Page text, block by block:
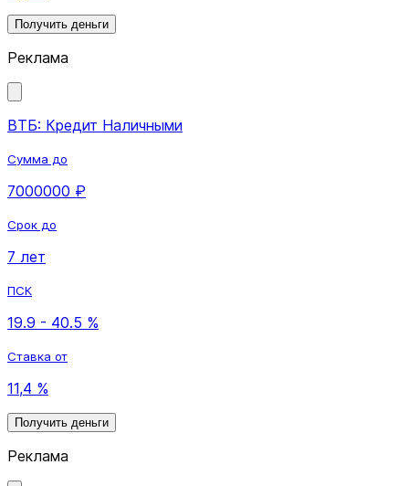
Получить деньги
Реклама
ВТБ: Кредит Наличными
Сумма до
7000000 ₽
Срок до
7 лет
ПСК
19.9 - 40.5 %
Ставка от
11,4 %
Получить деньги
Реклама